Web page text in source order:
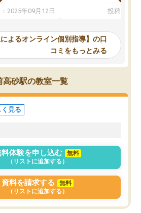
するかなど選ぶ
の講師で良いか
る事ができま
の講師の方で決
用した単語帳の
らで出される形
し出があり、あ
った為、塾に通
た。遅れも取り
の方は良かった
2025年09月12日
めれるので、個人に合
いなのがあり(有料)、受
ことをどんなスケジュー
くか相談したのですが、
ち期待したものではなく
内容でした。それでも明
やる気も出ましたし、苦
くなってきたようなので
投稿日：
よるオンライン個別指導】の口
コミをもっとみる
高砂駅の教室一覧
見る
料体験を申し込む
無料
（リストに追加する）
資料を請求する
無料
（リストに追加する）